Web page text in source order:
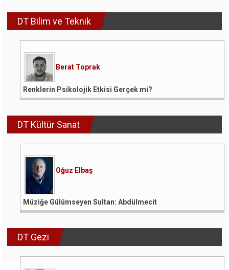
DT Bilim ve Teknik
Berat Toprak
Renklerin Psikolojik Etkisi Gerçek mi?
DT Kültür Sanat
Oğuz Elbaş
Müziğe Gülümseyen Sultan: Abdülmecit
DT Gezi